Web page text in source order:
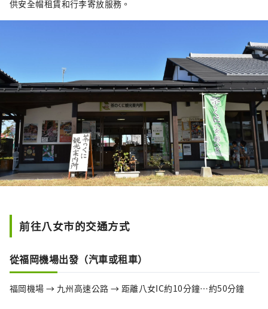
供安全帽租賃和行李寄放服務。
前往八女市的交通方式
從福岡機場出發（汽車或租車）
福岡機場 → 九州高速公路 → 距離八女IC約10分鐘…約50分鐘